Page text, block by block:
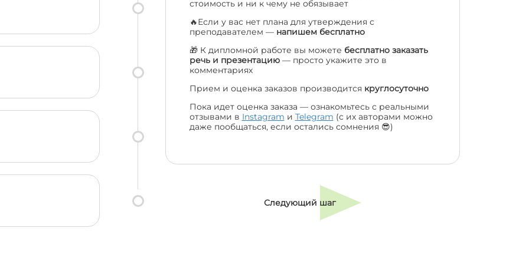
стоимость и ни к чему не обязывает
🔥Если у вас нет плана для утверждения с
преподавателем — напишем бесплатно
🎁 К дипломной работе вы можете бесплатно заказать
речь и презентацию— просто укажите это в
комментариях
Прием и оценка заказов производится круглосуточно
Пока идет оценка заказа — ознакомьтесь с реальными
отзывами в Instagram и Telegram (с их авторами можно
даже пообщаться, если остались сомнения 😎)
Следующий шаг